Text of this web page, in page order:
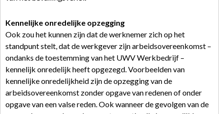
Kennelijke onredelijke opzegging
Ook zou het kunnen zijn dat de werknemer zich op het
standpunt stelt, dat de werkgever zijn arbeidsovereenkomst –
ondanks de toestemming van het UWV Werkbedrijf –
kennelijk onredelijk heeft opgezegd. Voorbeelden van
kennelijke onredelijkheid zijn de opzegging van de
arbeidsovereenkomst zonder opgave van redenen of onder
opgave van een valse reden. Ook wanneer de gevolgen van de